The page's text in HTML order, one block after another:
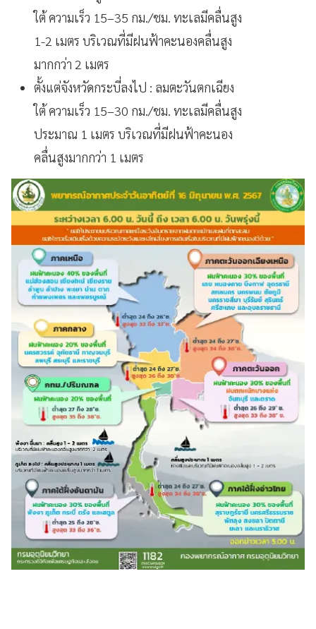
ใต้ ความเร็ว 15–35 กม./ชม. ทะเลมีคลื่นสูง
1-2 เมตร บริเวณที่มีฝนฟ้าคะนองคลื่นสูง
มากกว่า 2 เมตร
ตั้งแต่จังหวัดกระบี่ลงไป : ลมตะวันตกเฉียง
ใต้ ความเร็ว 15–30 กม./ชม. ทะเลมีคลื่นสูง
ประมาณ 1 เมตร บริเวณที่มีฝนฟ้าคะนอง
คลื่นสูงมากกว่า 1 เมตร